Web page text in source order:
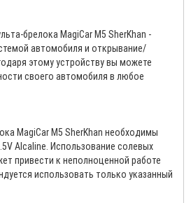
брелока MagiCar M5 SherKhan -
автомобиля и открывание/
этому устройству вы можете
своего автомобиля в любое
MagiCar M5 SherKhan необходимы
Alcaline. Использование солевых
привести к неполноценной работе
использовать только указанный